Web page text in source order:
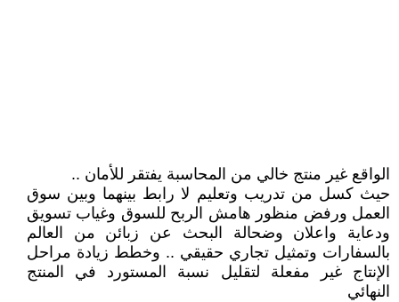
الواقع غير منتج خالي من المحاسبة يفتقر للأمان ..
حيث كسل من تدريب وتعليم لا رابط بينهما وبين سوق
العمل ورفض منظور هامش الربح للسوق وغياب تسويق
ودعاية واعلان وضحالة البحث عن زبائن من العالم
بالسفارات وتمثيل تجاري حقيقي .. وخطط زيادة مراحل
الإنتاج غير مفعلة لتقليل نسبة المستورد في المنتج
النهائي